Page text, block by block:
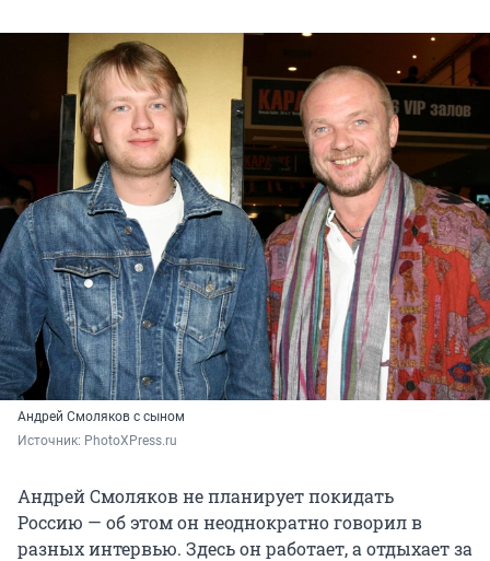
Андрей Смоляков с сыном
Источник: PhotoXPress.ru
Андрей Смоляков не планирует покидать
Россию — об этом он неоднократно говорил в
разных интервью. Здесь он работает, а отдыхает за